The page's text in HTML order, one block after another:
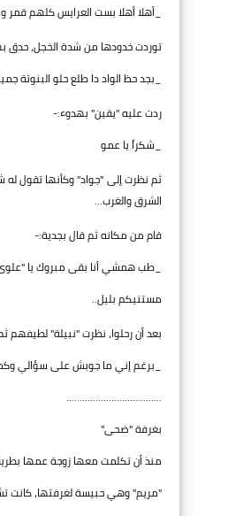
_أهلا أهلا بست العرايس كلهم قمر
توردت خدودها من شدة الخجل، حدق
_بجد حظ الواد دا طلع حلو البنوتة
ردت عليه "يقين" بهدوء:-
_شكراً يا عمو
ثم نظرت إلى "جواد" وكأنها تقول
الشرق والغرب...
قام من مكانه ثم قال بجدية:-
_طب همشي أنا بقى مبروك يا
مستنيكم بليل..
بعد أن رحلوا، نظرت "نبيلة" لطيفهم
_برغم إني ما جوبش على سؤالي
..................………………
بغرفة "ضحى"
منذ أن تكلمت معها زوجة عمها
"مريم" وهي حبيسة لغرفتها، كانت